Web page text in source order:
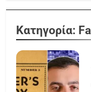
Κατηγορία: